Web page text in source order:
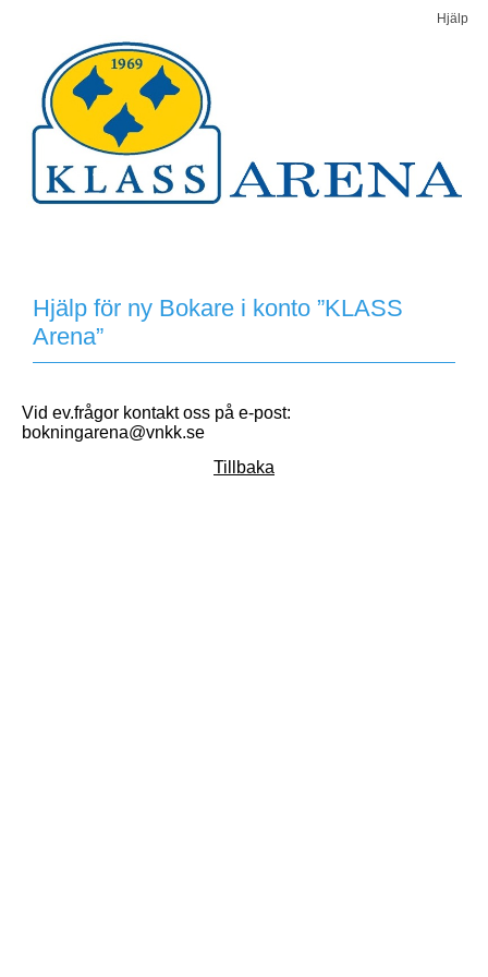
Hjälp
Hjälp för ny Bokare i konto ”KLASS
Arena”
Vid ev.frågor kontakt oss på e-post:
bokningarena@vnkk.se
Tillbaka